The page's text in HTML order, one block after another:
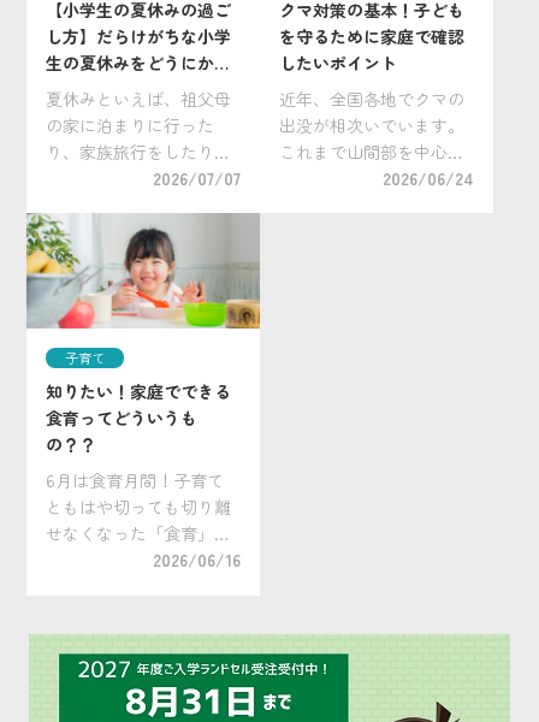
【小学生の夏休みの過ご
し方】だらけがちな小学
生の夏休みをどうにかし
たい！
夏休みといえば、祖父母
の家に泊まりに行った
り、家族旅行をしたり
と、普段なかなか行けな
別な過ごし方や経験をさ
せてあげたいと考える親
御さんは多いでしょう。
とはいえ、それ以外の時
ら […]
2026/07/07
クマ対策の基本！子ども
を守るために家庭で確認
したいポイント
近年、全国各地でクマの
出没が相次いでいます。
これまで山間部を中心に
生息すると考えられてい
2026/06/24
子育て
知りたい！家庭でできる
食育ってどういうも
の？？
6月は食育月間！子育て
ともはや切っても切り離
せなくなった「食育」。
小学校のみならず、保育
なってきましたが、皆さ
んのご家庭ではいかがで
しょうか？この機会にぜ
2026/06/16